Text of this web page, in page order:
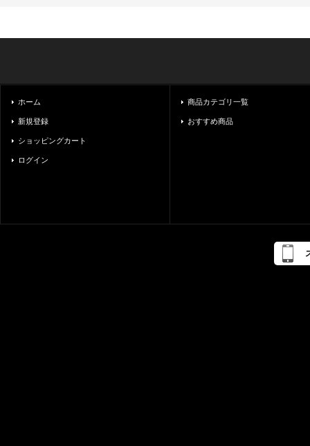
ホーム
新規登録
ショッピングカート
ログイン
商品カテゴリ一覧
おすすめ商品